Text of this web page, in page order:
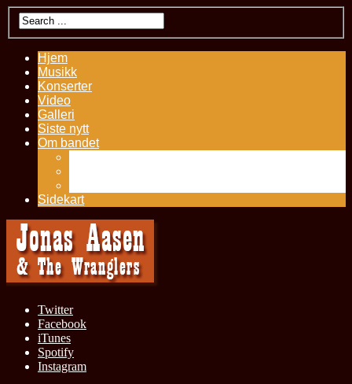
Hjem
Musikk
Konserter
Video
Galleri
Siste nytt
Om bandet
Sidekart
Twitter
Facebook
iTunes
Spotify
Instagram